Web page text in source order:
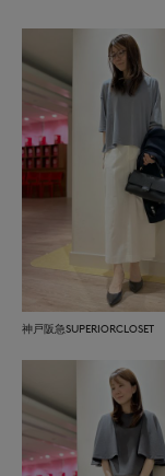
神戸阪急SUPERIORCLOSET